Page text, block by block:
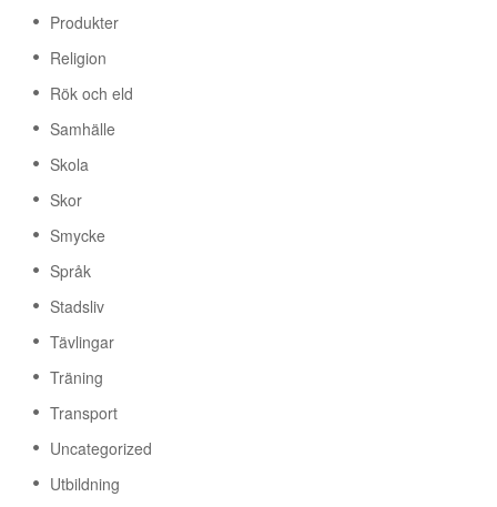
Produkter
Religion
Rök och eld
Samhälle
Skola
Skor
Smycke
Språk
Stadsliv
Tävlingar
Träning
Transport
Uncategorized
Utbildning